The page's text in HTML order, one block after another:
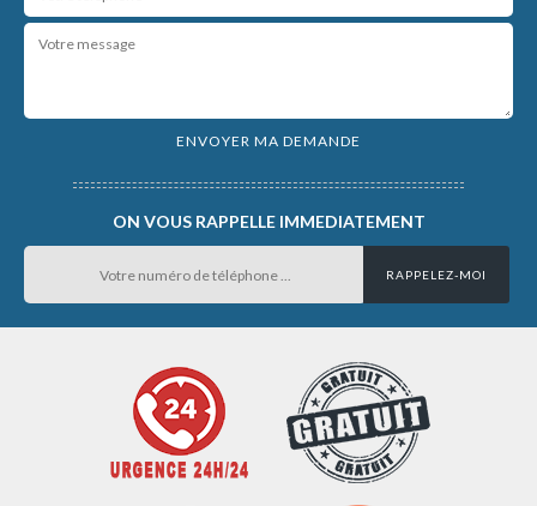
ON VOUS RAPPELLE IMMEDIATEMENT